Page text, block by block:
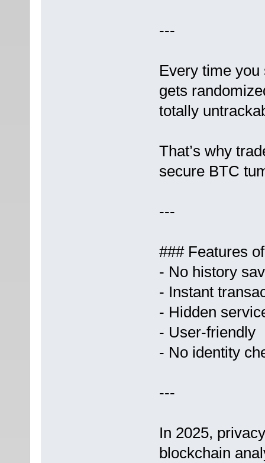
---
Every time
gets
totally
That’s why
secure BTC
---
### Features
- No history
- Instant
- Hidden
- User-friendly
- No identity
---
In 2025,
blockchain